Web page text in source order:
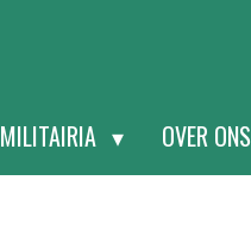
MILITAIRIA OVER ONS